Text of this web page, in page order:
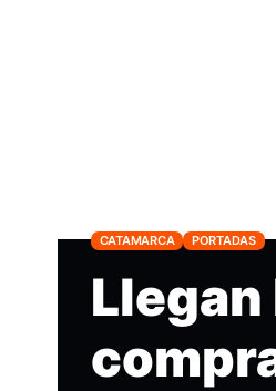
CATAMARCA PORTADAS
Llegan